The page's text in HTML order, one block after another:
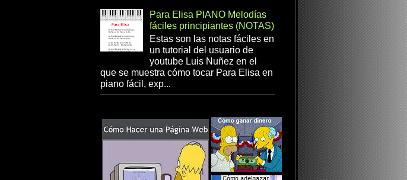
Para Elisa PIANO Melodías
fáciles principiantes (NOTAS)
Estas son las notas fáciles en
un tutorial del usuario de
youtube Luis Nuñez en el
que se muestra cómo tocar Para Elisa en
piano fácil, exp...